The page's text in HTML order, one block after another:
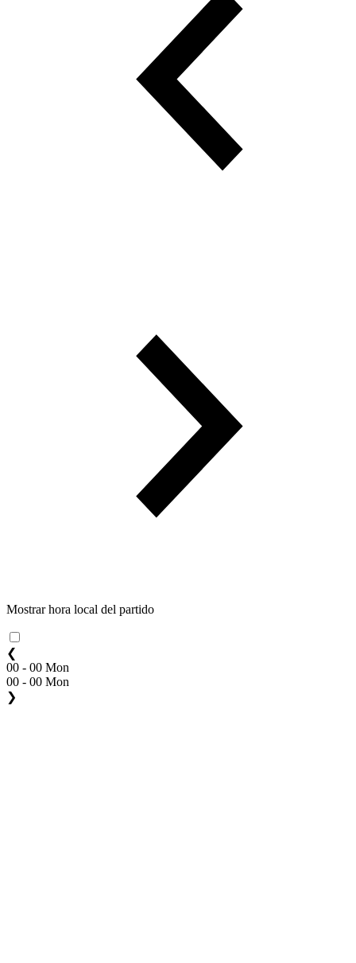
Mostrar hora local del partido
❮
00 - 00 Mon
00 - 00 Mon
❯